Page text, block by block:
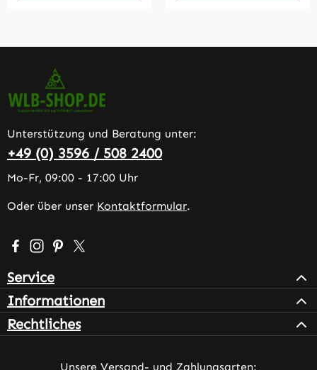
Unterstützung und Beratung unter:
+49 (0) 3596 / 508 2400
Mo-Fr, 09:00 - 17:00 Uhr
Oder über unser Kontaktformular.
Besuche uns auf Facebook – öffnet in neuem Tab
Schau auf Instagram vorbei – öffnet in neuem Tab
Lass dich auf Pinterest inspirieren – öffnet in
Folge uns auf X – öffnet in neuem Tab
Service
Informationen
Rechtliches
Unsere Versand- und Zahlungsarten: